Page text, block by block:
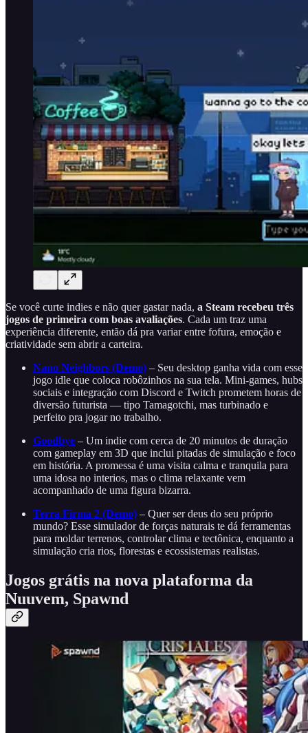
Se você curte indies e não quer gastar nada, a Steam recebeu três
jogos de primeira com boas avaliações. Cada um traz uma
experiência diferente, então dá pra variar entre fofura, emoção e
criatividade sem abrir a carteira.
Nano Neighbors (Demo) – Seu desktop ganha vida com esse
jogo idle que coloca robôzinhos na sua tela. Mini-games, hubs
sociais e integração com Discord e Twitch prometem horas de
diversão futurista — tipo Tamagotchi, mas turbinado e
perfeito pra jogar no trabalho.
Goodbye – Um indie com cerca de 20 minutos de duração
com gameplay em 3D que inclui pitadas de simulação e foco
em história. A promessa é uma visita calma e tranquila para
uma idosa no interios, mas o clima relaxante vem
acompanhado de uma figura bizarra.
Terra Firma 2 (Demo) – Quer ser deus do seu próprio
mundo? Esse simulador de forças naturais te dá ferramentas
para moldar terrenos, controlar clima e tectônica, enquanto a
simulação cria rios, florestas e ecossistemas realistas.
Jogos grátis na nova plataforma da
Nuuvem, Spawnd